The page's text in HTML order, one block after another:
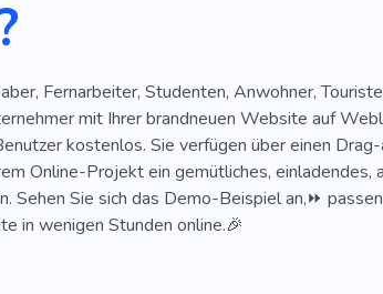
Fernarbeiter, Studenten, Anwohner,
mit Ihrer brandneuen Website auf
kostenlos. Sie verfügen über einen
Online-Projekt ein gemütliches, einladendes,
Sehen Sie sich das Demo-Beispiel an,⏩
in wenigen Stunden online.🎉